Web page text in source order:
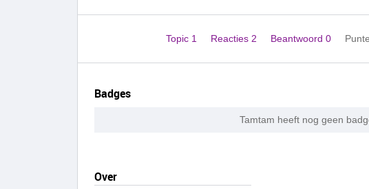
Topic 1 Reacties 2 Beantwoord 0
Badges
Tamtam heeft nog geen
Over